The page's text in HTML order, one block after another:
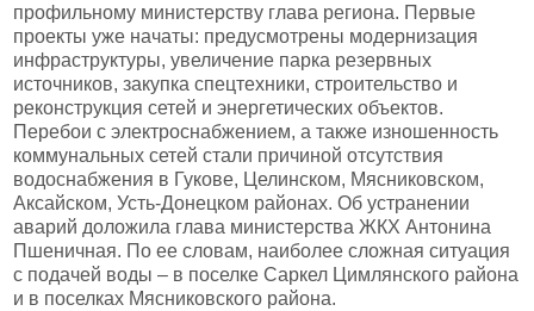
профильному министерству глава региона. Первые
проекты уже начаты: предусмотрены модернизация
инфраструктуры, увеличение парка резервных
источников, закупка спецтехники, строительство и
реконструкция сетей и энергетических объектов.
Перебои с электроснабжением, а также изношенность
коммунальных сетей стали причиной отсутствия
водоснабжения в Гукове, Целинском, Мясниковском,
Аксайском, Усть-Донецком районах. Об устранении
аварий доложила глава министерства ЖКХ Антонина
Пшеничная. По ее словам, наиболее сложная ситуация
с подачей воды – в поселке Саркел Цимлянского района
и в поселках Мясниковского района.